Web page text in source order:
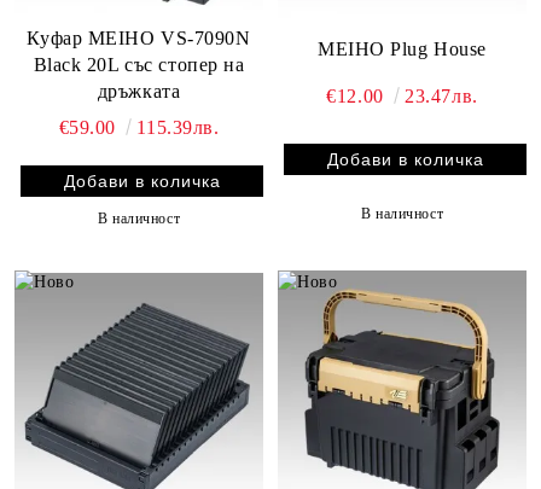
Куфар MEIHO VS-7090N
Black 20L със стопер на
дръжката
€59.00
115.39лв.
В наличност
MEIHO Plug House
€12.00 23.47лв.
В наличност